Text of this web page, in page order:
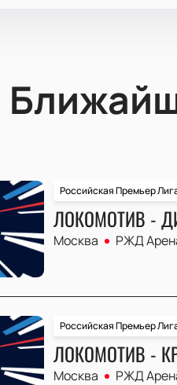
Российская Премьер
ЛОКОМОТИВ -
Москва РЖД
Российская Премьер
ЛОКОМОТИВ -
Москва РЖД